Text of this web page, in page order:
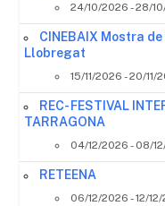
24/10/2026 - 28/
CINEBAIX Mostra
Llobregat
15/11/2026 - 20/11/
REC- FESTIVAL
TARRAGONA
04/12/2026 - 08/
RETEENA
06/12/2026 - 12/